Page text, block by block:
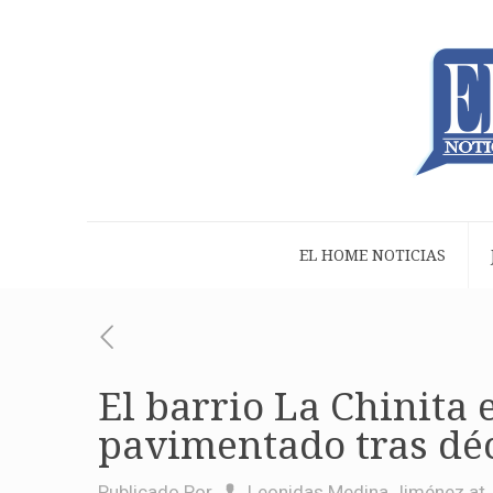
EL HOME NOTICIAS
El barrio La Chinita
pavimentado tras